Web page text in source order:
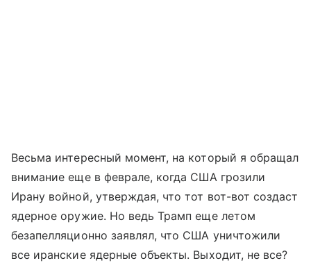
Весьма интересный момент, на который я обращал
внимание еще в феврале, когда США грозили
Ирану войной, утверждая, что тот вот-вот создаст
ядерное оружие. Но ведь Трамп еще летом
безапелляционно заявлял, что США уничтожили
все иранские ядерные объекты. Выходит, не все?